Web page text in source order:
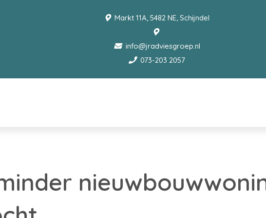
Markt 11A, 5482 NE, Schijndel
info@jradviesgroep.nl
073-203 2057